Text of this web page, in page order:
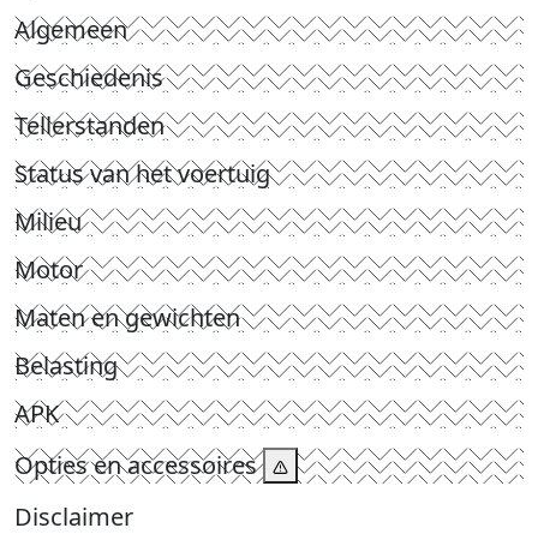
Algemeen
Geschiedenis
Tellerstanden
Status van het voertuig
Milieu
Motor
Maten en gewichten
Belasting
APK
Opties en accessoires
Disclaimer